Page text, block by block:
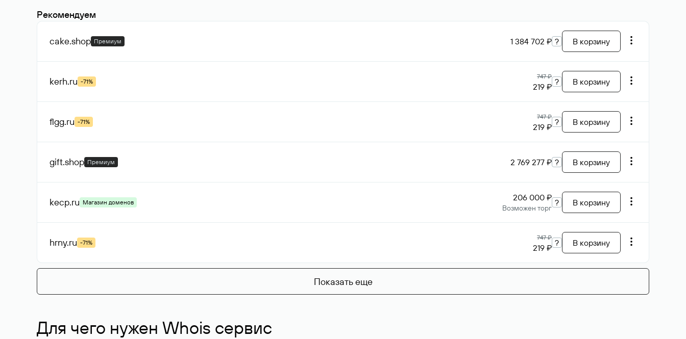
Рекомендуем
cake.shop Премиум 1 384 702 ₽ ? В корзину
kerh.ru -71%
747 ₽
219 ₽ ? В корзину
flgg.ru -71%
747 ₽
219 ₽ ? В корзину
gift.shop Премиум 2 769 277 ₽ ? В корзину
kecp.ru Магазин доменов 206 000 ₽
Возможен торг
? В корзину
hrny.ru -71%
747 ₽
219 ₽ ? В корзину
Показать еще
Для чего нужен Whois сервис